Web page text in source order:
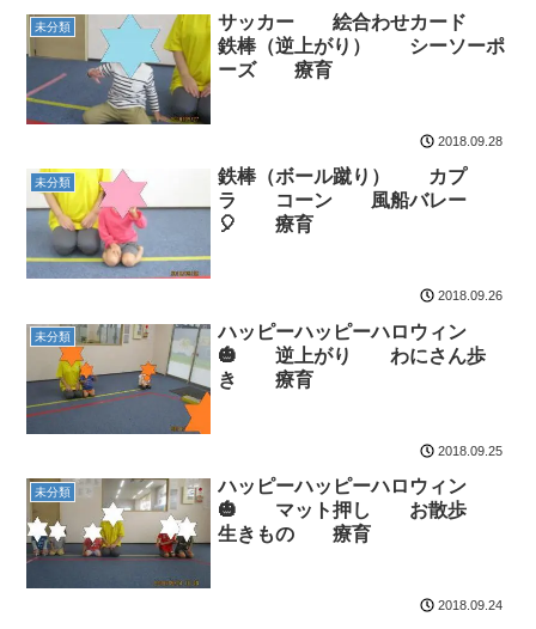
未分類
サッカー 絵合わせカード
鉄棒（逆上がり） シーソーポ
ーズ 療育
2018.09.28
未分類
鉄棒（ボール蹴り） カプ
ラ コーン 風船バレー
🎈 療育
2018.09.26
未分類
ハッピーハッピーハロウィン
🎃 逆上がり わにさん歩
き 療育
2018.09.25
未分類
ハッピーハッピーハロウィン
🎃 マット押し お散歩
生きもの 療育
2018.09.24